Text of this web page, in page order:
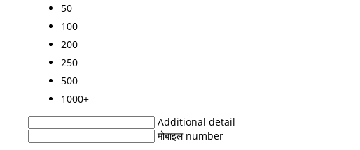
50
100
200
250
500
1000+
Additional detail
मोबाइल number